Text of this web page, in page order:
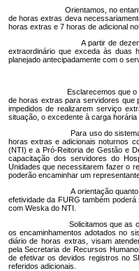
Orientamos, no
de horas extras deva
horas extras e 7 horas de adicional
A partir de
extraordinário que exceda às duas
planejado antecipadamente com o
Esclarecemos que o
de horas extras para servidores que
impedidos de realizarem serviço
situação, o excedente à carga
Para uso do
horas extras e adicionais noturnos
(NTI) e a Pró-Reitoria de Gestão e
capacitação dos servidores do
Unidades que necessitarem fazer o
poderão encaminhar um
A orientação
efetividade da FURG também
com Weska do NTI.
Solicitamos que as
os encaminhamentos adotados no
diário de horas extras, visam
pela Secretaria de Recursos
de efetivar os devidos registros no
referidos adicionais.